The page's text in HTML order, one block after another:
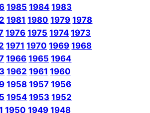
1985 1984 1983
1981 1980 1979 1978
1976 1975 1974 1973
1971 1970 1969 1968
1966 1965 1964
1962 1961 1960
1958 1957 1956
1954 1953 1952
1950 1949 1948